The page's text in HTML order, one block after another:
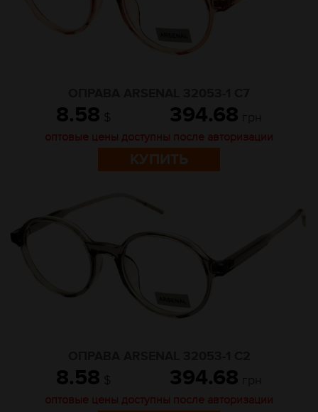
8.58 $ 394.68 грн
оптовые цены доступны после авторизации
КУПИТЬ
8.58 $ 394.68 грн
оптовые цены доступны после авторизации